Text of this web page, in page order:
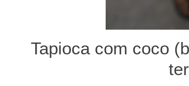
Tapioca com coco